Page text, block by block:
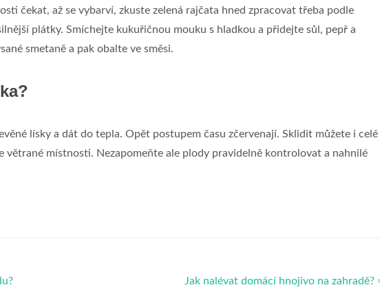
čekat, až se vybarví, zkuste zelená rajčata hned zpracovat třeba podle
plátky. Smíchejte kukuřičnou mouku s hladkou a přidejte sůl, pepř a
smetaně a pak obalte ve směsi.
lísky a dát do tepla. Opět postupem času zčervenají. Sklidit můžete i celé
větrané místnosti. Nezapomeňte ale plody pravidelně kontrolovat a nahnilé
Jak nalévat domácí hnojivo na zahradě?